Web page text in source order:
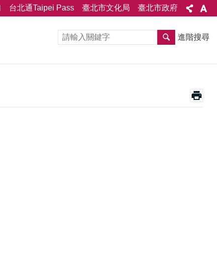
台北通Taipei Pass 臺北市文化局 臺北市政府
進階搜尋